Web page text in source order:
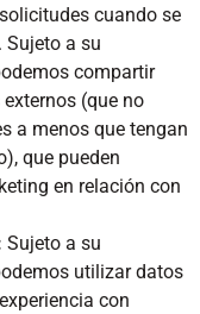
cuando se
Sujeto a su
compartir
(que no
a menos que tengan
que pueden
en relación con
Sujeto a su
utilizar datos
con